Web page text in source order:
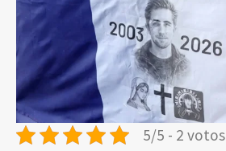
5/5 - 2 votos